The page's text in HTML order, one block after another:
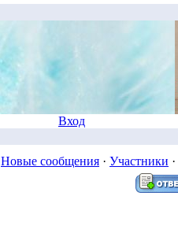
Вход
Новые сообщения · Участники ·